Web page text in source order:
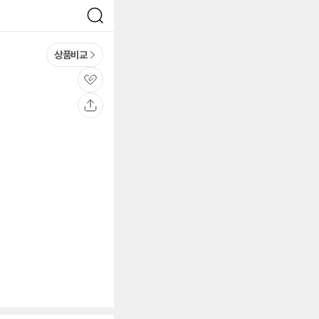
검
색
상품비교
관
심